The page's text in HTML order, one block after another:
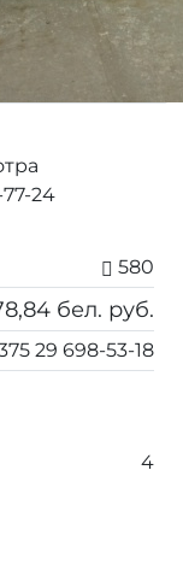
24
580
бел. руб.
29 698-53-18
4